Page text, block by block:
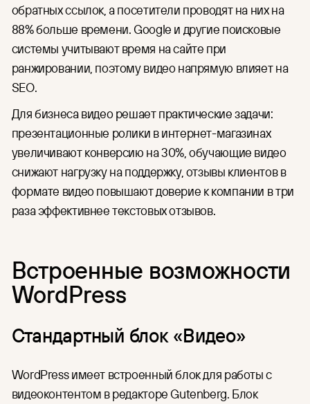
обратных ссылок, а посетители проводят на них на
88% больше времени. Google и другие поисковые
системы учитывают время на сайте при
ранжировании, поэтому видео напрямую влияет на
SEO.
Для бизнеса видео решает практические задачи:
презентационные ролики в интернет-магазинах
увеличивают конверсию на 30%, обучающие видео
снижают нагрузку на поддержку, отзывы клиентов в
формате видео повышают доверие к компании в три
раза эффективнее текстовых отзывов.
Встроенные возможности
WordPress
Стандартный блок «Видео»
WordPress имеет встроенный блок для работы с
видеоконтентом в редакторе Gutenberg. Блок